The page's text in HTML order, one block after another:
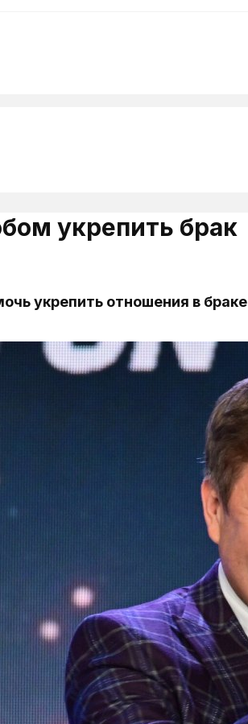
укрепить брак
укрепить отношения в